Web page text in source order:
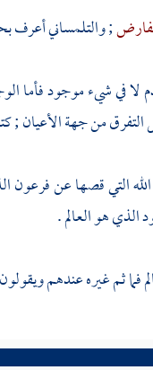
;والتلمسانيأعرف
لا في شيء موجود
من جهة الأعيان ;
التي قصها عنفرعون
الذي هو العالم .
ثم غيره عندهم